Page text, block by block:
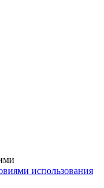
использования